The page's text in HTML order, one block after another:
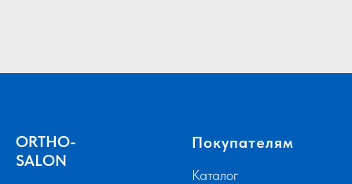
ORTHO-
SALON
Покупателям
Каталог